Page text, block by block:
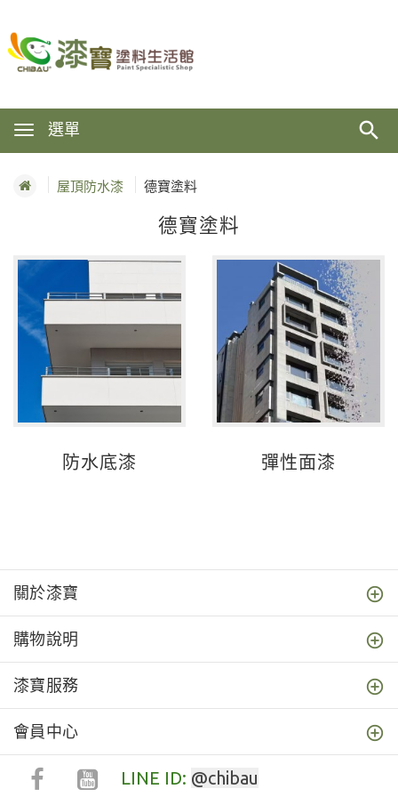
選單
屋頂防水漆 德寶塗料
德寶塗料
防水底漆 彈性面漆
關於漆寶
購物說明
漆寶服務
會員中心
LINE ID: @chibau